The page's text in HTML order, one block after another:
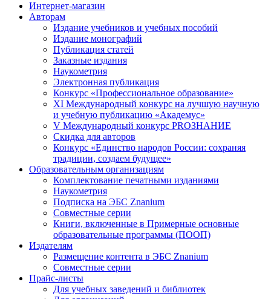
Интернет-магазин
Авторам
Издание учебников и учебных пособий
Издание монографий
Публикация статей
Заказные издания
Наукометрия
Электронная публикация
Конкурс «Профессиональное образование»
XI Международный конкурс на лучшую научную
и учебную публикацию «Академус»
V Международный конкурс PROЗНАНИЕ
Скидка для авторов
Конкурс «Единство народов России: сохраняя
традиции, создаем будущее»
Образовательным организациям
Комплектование печатными изданиями
Наукометрия
Подписка на ЭБС Znanium
Совместные серии
Книги, включенные в Примерные основные
образовательные программы (ПООП)
Издателям
Размещение контента в ЭБС Znanium
Совместные серии
Прайс-листы
Для учебных заведений и библиотек